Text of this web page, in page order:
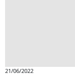
21/06/2022